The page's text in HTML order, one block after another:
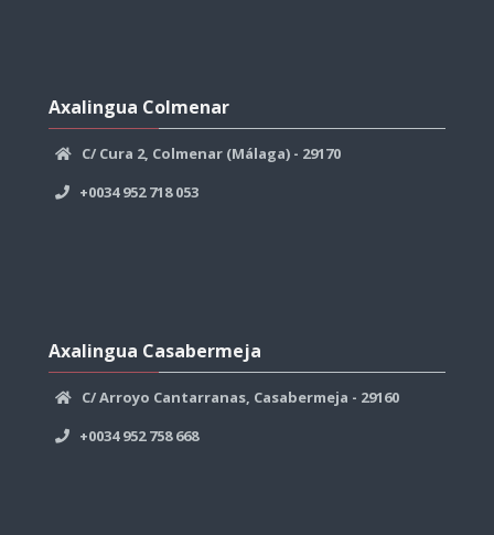
Axalingua Colmenar
C/ Cura 2, Colmenar (Málaga) - 29170
+0034 952 718 053
Casabermeja
Axalingua Casabermeja
C/ Arroyo Cantarranas, Casabermeja - 29160
+0034 952 758 668